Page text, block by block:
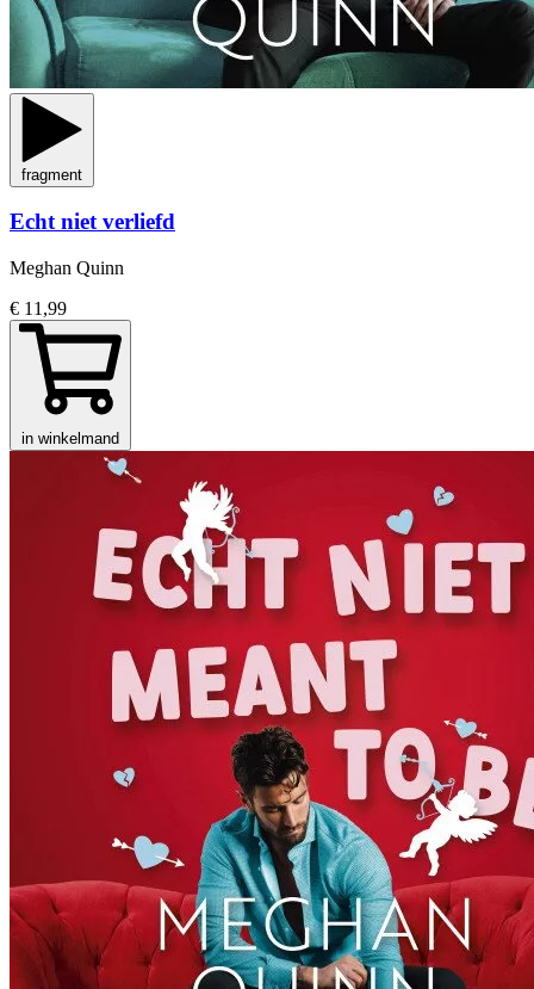
fragment
Echt niet verliefd
Meghan Quinn
€ 11,99
in winkelmand